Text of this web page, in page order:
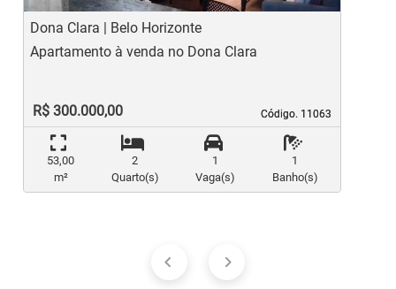
Dona Clara | Belo Horizonte
Código. 11063
Código. 11063
Apartamento à venda no Dona Clara
R$ 300.000,00
53,00
m²
2
Quarto(s)
1
Vaga(s)
1
Banho(s)